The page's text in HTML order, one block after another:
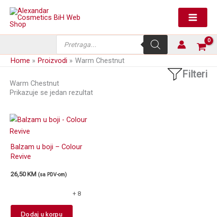
Skip
content
search
Home Proizvodi Warm Chestnut
Warm Chestnut
Filteri
Prikazuje se jedan rezultat
Balzam u boji – Colour
Revive
26,50KM (sa PDV-om)
+ 8
Dodaj u korpu